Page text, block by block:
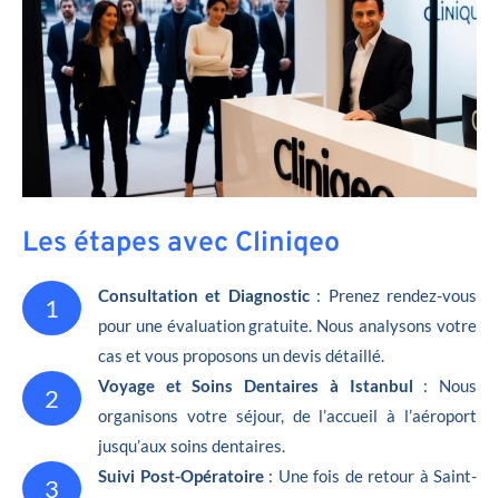
Les étapes avec Cliniqeo
1 Consultation et Diagnostic: Prenez rendez-vous
pour une évaluation gratuite. Nous analysons votre
cas et vous proposons un devis détaillé.
2 Voyage et Soins Dentaires à Istanbul : Nous
organisons votre séjour, de l’accueil à l’aéroport
jusqu’aux soins dentaires.
3 Suivi Post-Opératoire : Une fois de retour à Saint-